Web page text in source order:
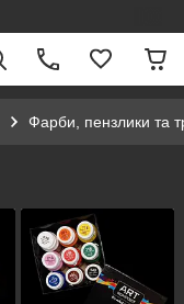
Фарби, пензлики та